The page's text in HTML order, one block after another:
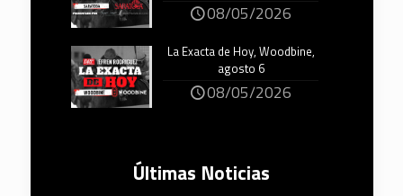
08/05/2026
La Exacta de Hoy, Woodbine,
agosto 6
08/05/2026
Últimas Noticias